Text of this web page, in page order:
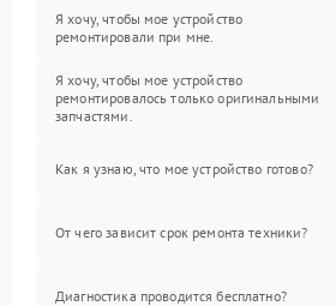
Я хочу, чтобы мое устройство
ремонтировали при мне.
Я хочу, чтобы мое устройство
ремонтировалось только оригинальными
запчастями.
Как я узнаю, что мое устройство готово?
От чего зависит срок ремонта техники?
Диагностика проводится бесплатно?